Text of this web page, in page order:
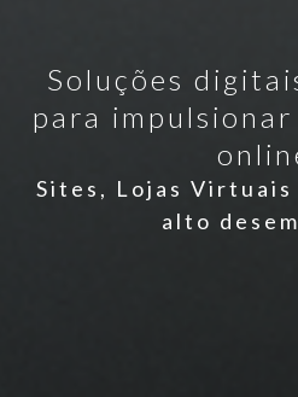
Soluções
para
Sites, Lojas
alto